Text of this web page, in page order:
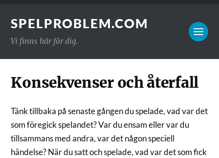
SPELPROBLEM.COM
Vi finns här för dig.
Konsekvenser och återfall
Tänk tillbaka på senaste gången du spelade, vad var det
som föregick spelandet? Var du ensam eller var du
tillsammans med andra, var det någon speciell
händelse? När du satt och spelade, vad var det som fick